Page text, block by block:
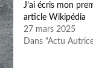
J’ai écris mon
article Wikipédia
27 mars 2025
Dans "Actu